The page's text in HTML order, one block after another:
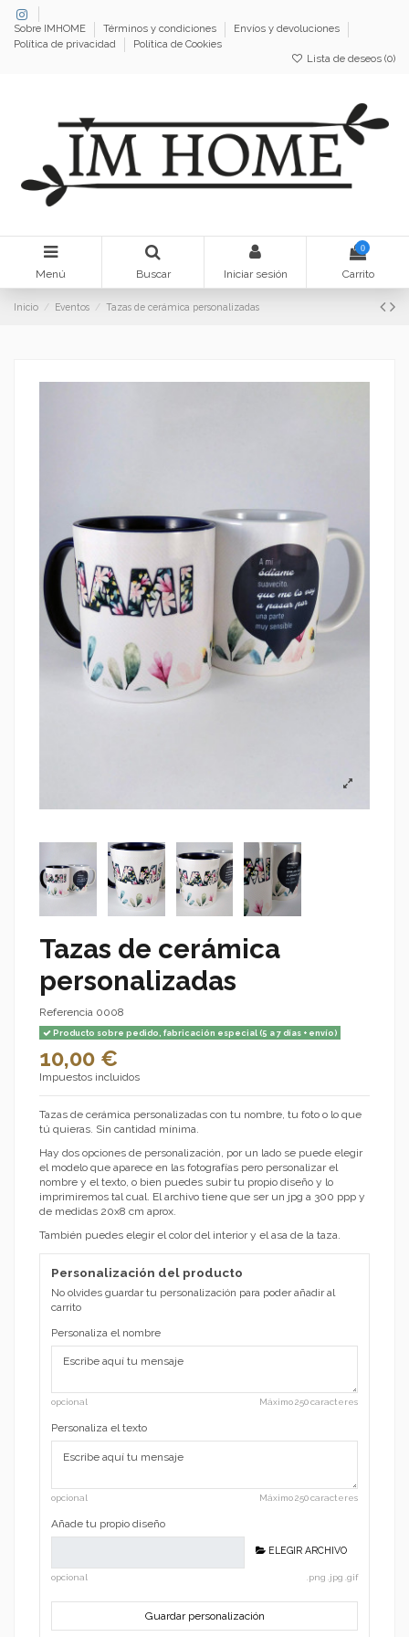
Sobre IMHOME Términos y condiciones
Envíos y devoluciones
Política de privacidad
Política de Cookies
Lista de deseos (0)
Menú Buscar Iniciar sesión
0
Carrito
Inicio Eventos Tazas de cerámica personalizadas
Tazas de cerámica
personalizadas
Referencia 0008
Producto sobre pedido, fabricación especial (5 a 7 días + envío)
10,00 €
Impuestos incluidos
Tazas de cerámica personalizadas con tu nombre, tu foto o lo que
tú quieras. Sin cantidad mínima.
Hay dos opciones de personalización, por un lado se puede elegir
el modelo que aparece en las fotografías pero personalizar el
nombre y el texto, o bien puedes subir tu propio diseño y lo
imprimiremos tal cual. El archivo tiene que ser un jpg a 300 ppp y
de medidas 20x8 cm aprox.
También puedes elegir el color del interior y el asa de la taza.
Personalización del producto
No olvides guardar tu personalización para poder añadir al
carrito
Personaliza el nombre
opcional Máximo 250 caracteres
Personaliza el texto
opcional Máximo 250 caracteres
Añade tu propio diseño
ELEGIR ARCHIVO
opcional .png .jpg .gif
Guardar personalización